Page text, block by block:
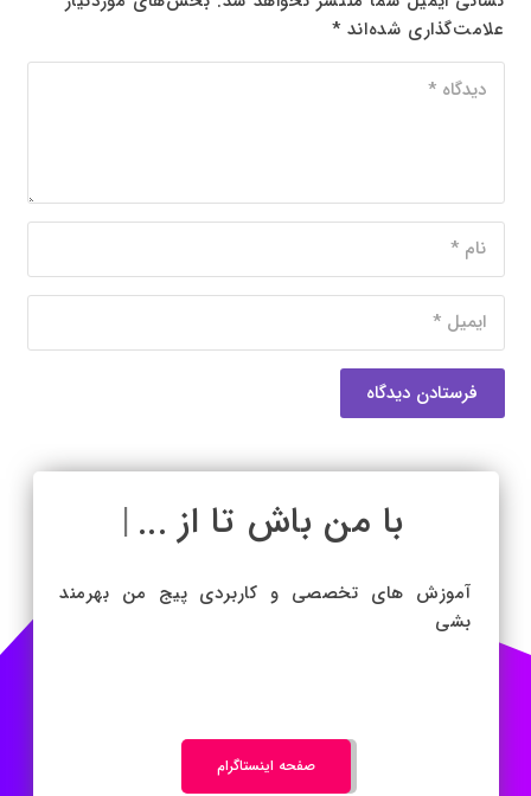
علامت‌گذاری شده‌اند *
فرستادن دیدگاه
با من باش تا از ... |
آموزش های تخصصی و کاربردی پیج من بهرمند
بشی
صفحه اینستاگرام